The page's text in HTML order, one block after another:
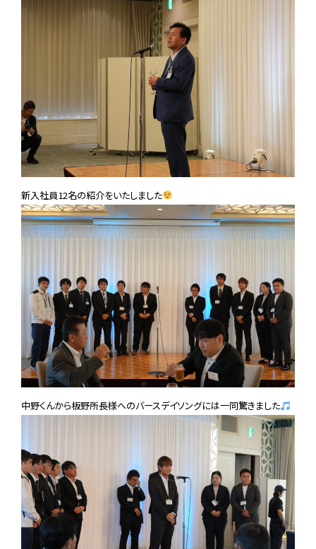
新入社員12名の紹介をいたしました
中野くんから板野所長様へのバースデイソングには一同驚きました